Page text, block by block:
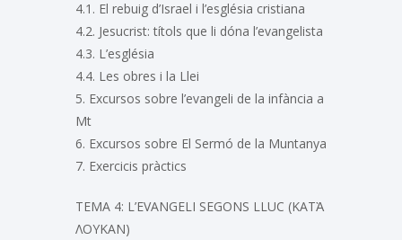
4.1. El rebuig d’Israel i l’església cristiana
4.2. Jesucrist: títols que li dóna l’evangelista
4.3. L’església
4.4. Les obres i la Llei
5. Excursos sobre l’evangeli de la infància a
Mt
6. Excursos sobre El Sermó de la Muntanya
7. Exercicis pràctics
TEMA 4: L’EVANGELI SEGONS LLUC (ΚΑΤᾺ
ΛΟΥΚΑΝ)